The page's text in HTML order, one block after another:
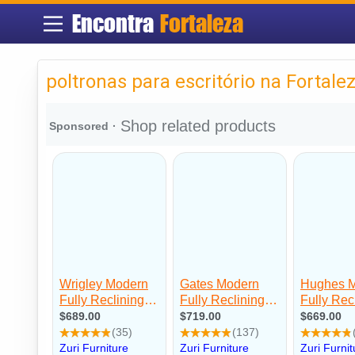
Encontra Fortaleza
poltronas para escritório na